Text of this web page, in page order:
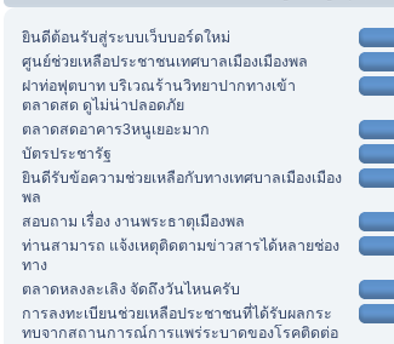
ยินดีต้อนรับสู่ระบบเว็บบอร์ดใหม่
ศูนย์ช่วยเหลือประชาชนเทศบาลเมืองเมืองพล
ฝาท่อฟุตบาท บริเวณร้านวิทยาปากทางเข้า
ตลาดสด ดูไม่น่าปลอดภัย
ตลาดสดอาคาร3หนูเยอะมาก
บัตรประชารัฐ
ยินดีรับข้อความช่วยเหลือกับทางเทศบาลเมืองเมือง
พล
สอบถาม เรื่อง งานพระธาตุเมืองพล
ท่านสามารถ แจ้งเหตุติดตามข่าวสารได้หลายช่อง
ทาง
ตลาดหลงละเลิง จัดถึงวันไหนครับ
การลงทะเบียนช่วยเหลือประชาชนที่ได้รับผลกระ
ทบจากสถานการณ์การแพร่ระบาดของโรคติดต่อ